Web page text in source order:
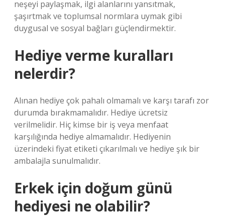
neşeyi paylaşmak, ilgi alanlarını yansıtmak,
şaşırtmak ve toplumsal normlara uymak gibi
duygusal ve sosyal bağları güçlendirmektir.
Hediye verme kuralları
nelerdir?
Alınan hediye çok pahalı olmamalı ve karşı tarafı zor
durumda bırakmamalıdır. Hediye ücretsiz
verilmelidir. Hiç kimse bir iş veya menfaat
karşılığında hediye almamalıdır. Hediyenin
üzerindeki fiyat etiketi çıkarılmalı ve hediye şık bir
ambalajla sunulmalıdır.
Erkek için doğum günü
hediyesi ne olabilir?